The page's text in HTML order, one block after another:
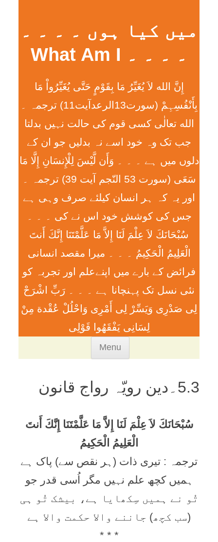
میں کیا ہوں ۔ ۔ ۔ ۔
۔ ۔ ۔ ۔ What Am I
إِنَّ الله لاَ يُغَيِّرُ مَا بِقَوْمٍ حَتَّی يُغَيِّرُواْ مَا
بِأَنْفُسِہِمْ (سورت13الرعدآیت11) ترجمہ ۔
الله تعالٰی کسی قوم کی حالت نہیں بدلتا
جب تک وہ خود اسے نہ بدلیں جو ان کے
دلوں میں ہے ۔ ۔ ۔ وَأَن لَّيْسَ لِلْإِنسَانِ إِلَّا مَا
سَعَی (سورت 53 النّجم آیت 39) ترجمہ ۔
اور یہ کہ ہر انسان کیلئے صرف وہی ہے
جس کی کوشش خود اس نے کی ۔ ۔ ۔
سُبْحَانَكَ لاَ عِلْمَ لَنَا إِلاَّ مَا عَلَّمْتَنَا إِنَّكَ أَنتَ
الْعَلِيمُ الْحَكِيمُ ۔ ۔ ۔ ميرا مقصد انسانی
فرائض کے بارے میں اپنےعلم اور تجربہ کو
نئی نسل تک پہنچانا ہے ۔ ۔ ۔ رَبِّ اشْرَحْ
لِی صَدْرِی وَيَسِّرْ لِی أَمْرِی وَاحْلُلْ عُقْدة مِنْ
لِسَانِی يَفْقَھُوا قَوْلِی
Menu
content
5.3۔دین رویّہ رواج قانون
سُبْحَانَكَ لاَ عِلْمَ لَنَا إِلاَّ مَا عَلَّمْتَنَا إِنَّكَ أَنتَ
الْعَلِيمُ الْحَكِيمُ
ترجمہ : تیری ذات (ہر نقص سے) پاک ہے
ہمیں کچھ علم نہیں مگر اُسی قدر جو
تُو نے ہمیں سِکھایا ہے، بیشک تُو ہی
(سب کچھ) جاننے والا حکمت والا ہے
* * *